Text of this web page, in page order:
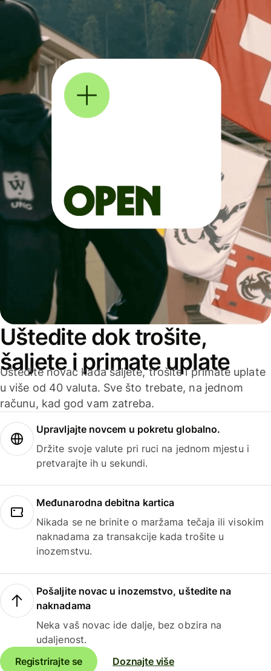
Uštedite dok trošite,
šaljete i primate uplate
Uštedite novac kada šaljete, trošite i primate uplate
u više od 40 valuta. Sve što trebate, na jednom
računu, kad god vam zatreba.
Upravljajte novcem u pokretu globalno.
Držite svoje valute pri ruci na jednom mjestu i
pretvarajte ih u sekundi.
Međunarodna debitna kartica
Nikada se ne brinite o maržama tečaja ili visokim
naknadama za transakcije kada trošite u
inozemstvu.
Pošaljite novac u inozemstvo, uštedite na
naknadama
Neka vaš novac ide dalje, bez obzira na
udaljenost.
Registrirajte se
Doznajte više